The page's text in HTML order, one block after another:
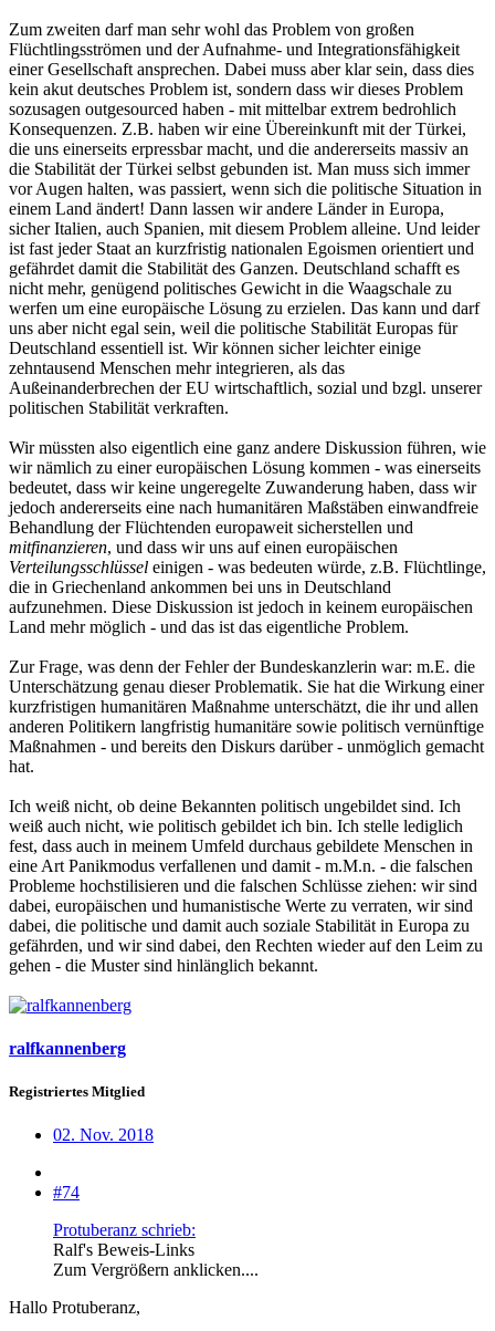
Zum zweiten darf man sehr wohl das Problem von großen
Flüchtlingsströmen und der Aufnahme- und Integrationsfähigkeit
einer Gesellschaft ansprechen. Dabei muss aber klar sein, dass dies
kein akut deutsches Problem ist, sondern dass wir dieses Problem
sozusagen outgesourced haben - mit mittelbar extrem bedrohlich
Konsequenzen. Z.B. haben wir eine Übereinkunft mit der Türkei,
die uns einerseits erpressbar macht, und die andererseits massiv an
die Stabilität der Türkei selbst gebunden ist. Man muss sich immer
vor Augen halten, was passiert, wenn sich die politische Situation in
einem Land ändert! Dann lassen wir andere Länder in Europa,
sicher Italien, auch Spanien, mit diesem Problem alleine. Und leider
ist fast jeder Staat an kurzfristig nationalen Egoismen orientiert und
gefährdet damit die Stabilität des Ganzen. Deutschland schafft es
nicht mehr, genügend politisches Gewicht in die Waagschale zu
werfen um eine europäische Lösung zu erzielen. Das kann und darf
uns aber nicht egal sein, weil die politische Stabilität Europas für
Deutschland essentiell ist. Wir können sicher leichter einige
zehntausend Menschen mehr integrieren, als das
Außeinanderbrechen der EU wirtschaftlich, sozial und bzgl. unserer
politischen Stabilität verkraften.
Wir müssten also eigentlich eine ganz andere Diskussion führen, wie
wir nämlich zu einer europäischen Lösung kommen - was einerseits
bedeutet, dass wir keine ungeregelte Zuwanderung haben, dass wir
jedoch andererseits eine nach humanitären Maßstäben einwandfreie
Behandlung der Flüchtenden europaweit sicherstellen und
mitfinanzieren, und dass wir uns auf einen europäischen
Verteilungsschlüssel einigen - was bedeuten würde, z.B. Flüchtlinge,
die in Griechenland ankommen bei uns in Deutschland
aufzunehmen. Diese Diskussion ist jedoch in keinem europäischen
Land mehr möglich - und das ist das eigentliche Problem.
Zur Frage, was denn der Fehler der Bundeskanzlerin war: m.E. die
Unterschätzung genau dieser Problematik. Sie hat die Wirkung einer
kurzfristigen humanitären Maßnahme unterschätzt, die ihr und allen
anderen Politikern langfristig humanitäre sowie politisch vernünftige
Maßnahmen - und bereits den Diskurs darüber - unmöglich gemacht
hat.
Ich weiß nicht, ob deine Bekannten politisch ungebildet sind. Ich
weiß auch nicht, wie politisch gebildet ich bin. Ich stelle lediglich
fest, dass auch in meinem Umfeld durchaus gebildete Menschen in
eine Art Panikmodus verfallenen und damit - m.M.n. - die falschen
Probleme hochstilisieren und die falschen Schlüsse ziehen: wir sind
dabei, europäischen und humanistische Werte zu verraten, wir sind
dabei, die politische und damit auch soziale Stabilität in Europa zu
gefährden, und wir sind dabei, den Rechten wieder auf den Leim zu
gehen - die Muster sind hinlänglich bekannt.
ralfkannenberg
Registriertes Mitglied
02. Nov. 2018
#74
Protuberanz schrieb:
Ralf's Beweis-Links
Zum Vergrößern anklicken....
Hallo Protuberanz,